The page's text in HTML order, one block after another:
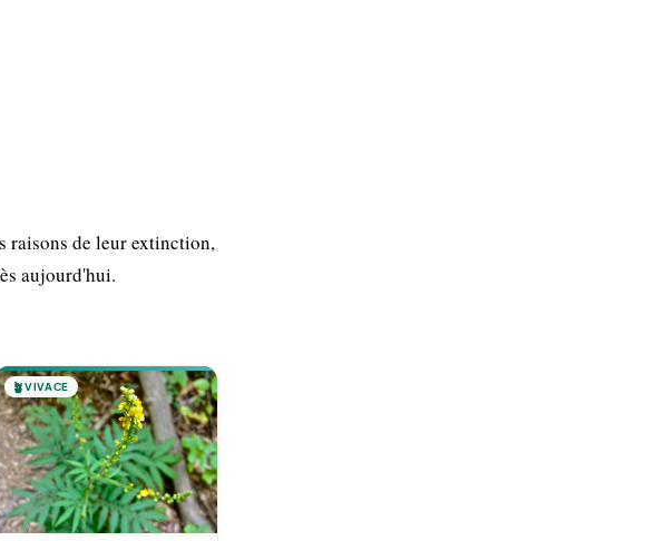
raisons de leur extinction,
aujourd'hui.
🪴VIVACE